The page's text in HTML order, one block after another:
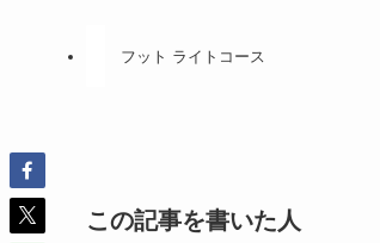
フット ライトコース
この記事を書いた人